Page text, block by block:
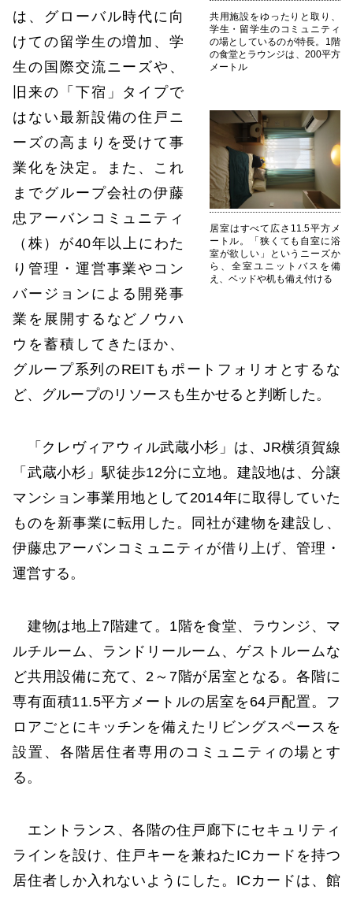
共用施設をゆったりと取り、
学生・留学生のコミュニティ
の場としているのが特長。1階
の食堂とラウンジは、200平方
メートル
居室はすべて広さ11.5平方メ
ートル。「狭くても自室に浴
室が欲しい」というニーズか
ら、全室ユニットバスを備
え、ベッドや机も備え付ける
は、グローバル時代に向
けての留学生の増加、学
生の国際交流ニーズや、
旧来の「下宿」タイプで
はない最新設備の住戸ニ
ーズの高まりを受けて事
業化を決定。また、これ
までグループ会社の伊藤
忠アーバンコミュニティ
（株）が40年以上にわた
り管理・運営事業やコン
バージョンによる開発事
業を展開するなどノウハ
ウを蓄積してきたほか、
グループ系列のREITもポートフォリオとするな
ど、グループのリソースも生かせると判断した。
「クレヴィアウィル武蔵小杉」は、JR横須賀線
「武蔵小杉」駅徒歩12分に立地。建設地は、分譲
マンション事業用地として2014年に取得していた
ものを新事業に転用した。同社が建物を建設し、
伊藤忠アーバンコミュニティが借り上げ、管理・
運営する。
建物は地上7階建て。1階を食堂、ラウンジ、マ
ルチルーム、ランドリールーム、ゲストルームな
ど共用設備に充て、2～7階が居室となる。各階に
専有面積11.5平方メートルの居室を64戸配置。フ
ロアごとにキッチンを備えたリビングスペースを
設置、各階居住者専用のコミュニティの場とす
る。
エントランス、各階の住戸廊下にセキュリティ
ラインを設け、住戸キーを兼ねたICカードを持つ
居住者しか入れないようにした。ICカードは、館